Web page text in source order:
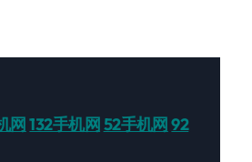
网132手机网52手机网92